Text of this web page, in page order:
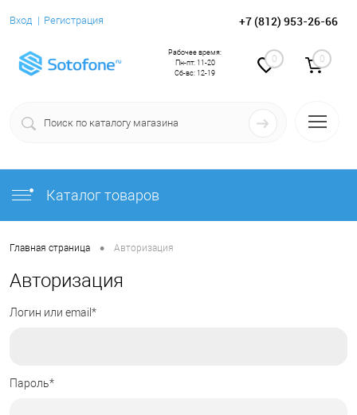
Вход Регистрация +7 (812) 953-26-66
0 0
Рабочее время:
Пн-пт: 11-20
Сб-вс: 12-19
Каталог товаров
Главная страница • Авторизация
Авторизация
Логин или email*
Пароль*